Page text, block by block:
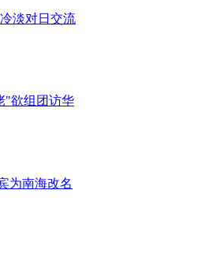
淡对日交流
"欲组团访华
为南海改名
巴西